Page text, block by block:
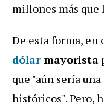
millones más que
De esta forma, en
dólarmayorista
que "aún sería
históricos". Pero,